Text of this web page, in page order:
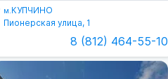
м.КУПЧИНО
Пионерская улица, 1
8 (812) 464-55-10